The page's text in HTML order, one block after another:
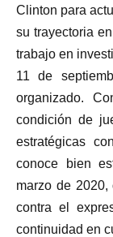
Clinton para
su trayectoria
trabajo en
11 de
organizado.
condición de
estratégicas
conoce bien
marzo de 2020,
contra el
continuidad en